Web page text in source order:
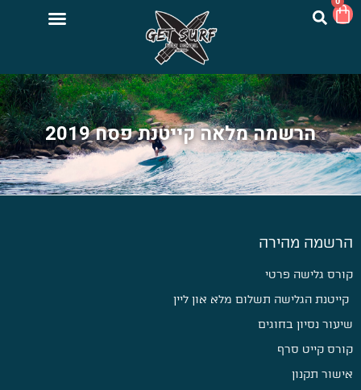
הרשמה מלאה קייטנת פסח 2019
הרשמה מהירה
קורס גלישה פרטי
קייטנת הגלישה תשלום מלא און ליין
שיעור נסיון בחוגים
קורס קייט סרף
אישור תקנון